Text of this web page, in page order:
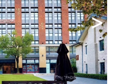
>